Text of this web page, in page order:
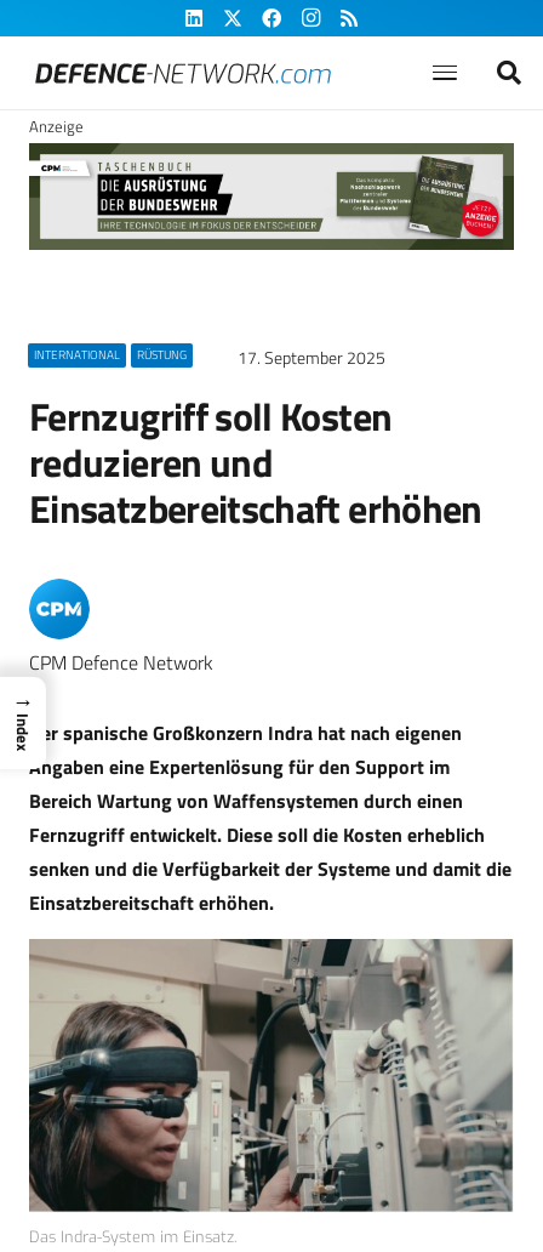
Anzeige
INTERNATIONAL RÜSTUNG 17. September 2025
Fernzugriff soll Kosten
reduzieren und
Einsatzbereitschaft erhöhen
CPM Defence Network
Der spanische Großkonzern Indra hat nach eigenen
Angaben eine Expertenlösung für den Support im
Bereich Wartung von Waffensystemen durch einen
Fernzugriff entwickelt. Diese soll die Kosten erheblich
senken und die Verfügbarkeit der Systeme und damit die
Einsatzbereitschaft erhöhen.
Das Indra-System im Einsatz.
→
Index